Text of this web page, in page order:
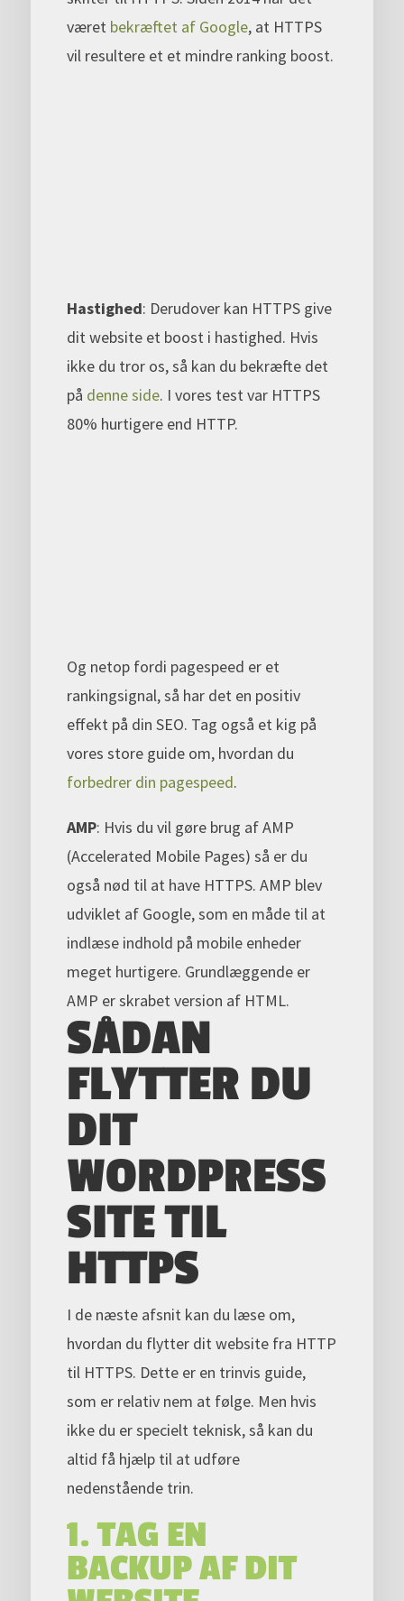
været bekræftet af Google, at HTTPS
vil resultere et et mindre ranking boost.
Hastighed: Derudover kan HTTPS give
dit website et boost i hastighed. Hvis
ikke du tror os, så kan du bekræfte det
på denne side. I vores test var HTTPS
80% hurtigere end HTTP.
Og netop fordi pagespeed er et
rankingsignal, så har det en positiv
effekt på din SEO. Tag også et kig på
vores store guide om, hvordan du
forbedrer din pagespeed.
AMP: Hvis du vil gøre brug af AMP
(Accelerated Mobile Pages) så er du
også nød til at have HTTPS. AMP blev
udviklet af Google, som en måde til at
indlæse indhold på mobile enheder
meget hurtigere. Grundlæggende er
AMP er skrabet version af HTML.
SÅDAN
FLYTTER DU
DIT
WORDPRESS
SITE TIL
HTTPS
I de næste afsnit kan du læse om,
hvordan du flytter dit website fra HTTP
til HTTPS. Dette er en trinvis guide,
som er relativ nem at følge. Men hvis
ikke du er specielt teknisk, så kan du
altid få hjælp til at udføre
nedenstående trin.
1. TAG EN
BACKUP AF DIT